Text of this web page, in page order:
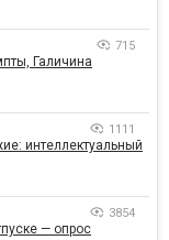
715
Галичина
1111
интеллектуальный
3854
— опрос